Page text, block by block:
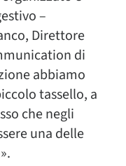
–
Direttore
di
abbiamo
tassello, a
che negli
una delle